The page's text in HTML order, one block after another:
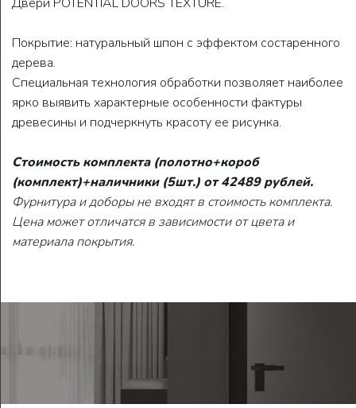
Покрытие: натуральный шпон с эффектом состаренного
дерева.
Специальная технология обработки позволяет наиболее
ярко выявить характерные особенности фактуры
древесины и подчеркнуть красоту ее рисунка.
Стоимость комплекта (полотно+короб
(комплект)+наличники (5шт.) от 42489 рублей.
Фурнитура и доборы не входят в стоимость комплекта.
Цена может отличатся в зависимости от цвета и
материала покрытия.